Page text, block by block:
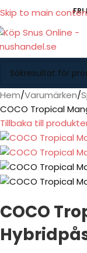
Skip to main FRI
Hem Varumärken
COCO Tropical
Tillbaka till
COCO